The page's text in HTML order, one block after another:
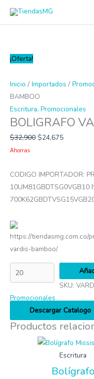
¡Oferta!
Inicio / Importados /
BAMBOO
Escritura, Promocionales
BOLIGRAFO
$32,900 $24,675
Ahorras
CODIGO IMPORTADOR:
10UM81GBDTSG0VGB10
https://tiendasmg.com.co/
vardis-bamboo/
BOLIGRAFO
BAMBOO
cantidad
SKU:
Promocionales
Descargar Catalogo
Productos
Escritura
Bolígrafo